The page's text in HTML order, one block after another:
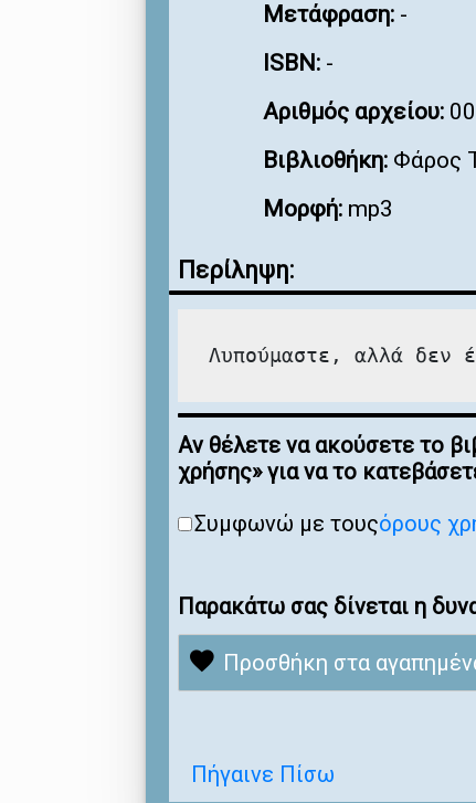
Μετάφραση: -
ISBN: -
Αριθμός αρχείου:
Βιβλιοθήκη: Φάρος
Μορφή: mp3
Περίληψη:
Λυπούμαστε, αλλά δεν
Αν θέλετε να ακούσετε το
χρήσης» για να το
Συμφωνώ με τουςόρους
Παρακάτω σας δίνεται η
Προσθήκη στα
Πήγαινε Πίσω